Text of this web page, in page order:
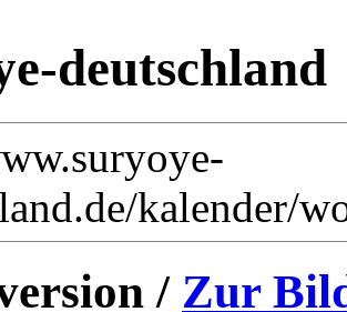
deutschland
kalender/
/ Zur